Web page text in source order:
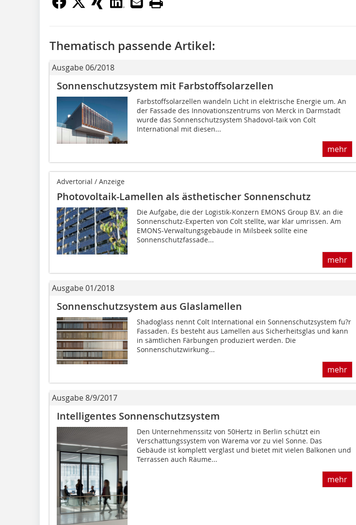
Thematisch passende Artikel:
Ausgabe 06/2018
Sonnenschutzsystem mit Farbstoffsolarzellen
Farbstoffsolarzellen wandeln Licht in elektrische Energie um. An
der Fassade des Innovationszentrums von Merck in Darmstadt
wurde das Sonnenschutzsystem Shadovol-taik von Colt
International mit diesen...
mehr
Advertorial / Anzeige
Photovoltaik-Lamellen als ästhetischer Sonnenschutz
Die Aufgabe, die der Logistik-Konzern EMONS Group B.V. an die
Sonnenschutz-Experten von Colt stellte, war klar umrissen. Am
EMONS-Verwaltungsgebäude in Milsbeek sollte eine
Sonnenschutzfassade...
mehr
Ausgabe 01/2018
Sonnenschutzsystem aus Glaslamellen
Shadoglass nennt Colt International ein Sonnenschutzsystem fu?r
Fassaden. Es besteht aus Lamellen aus Sicherheitsglas und kann
in sämtlichen Färbungen produziert werden. Die
Sonnenschutzwirkung...
mehr
Ausgabe 8/9/2017
Intelligentes Sonnenschutzsystem
Den Unternehmenssitz von 50Hertz in Berlin schützt ein
Verschattungssystem von Warema vor zu viel Sonne. Das
Gebäude ist komplett verglast und bietet mit vielen Balkonen und
Terrassen auch Räume...
mehr